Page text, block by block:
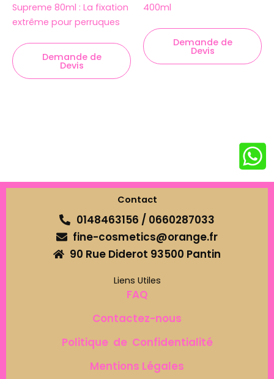
Supreme 80ml : La fixation
extrême pour perruques
Demande de
Devis
400ml
Demande de
Devis
Contact
0148463156 / 0660287033
fine-cosmetics@orange.fr
90 Rue Diderot 93500 Pantin
Liens Utiles
FAQ
Contactez-nous
Politique de Confidentialité
Mentions Légales